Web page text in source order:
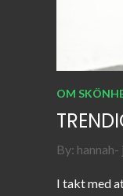
OM
By: hannah
I takt med